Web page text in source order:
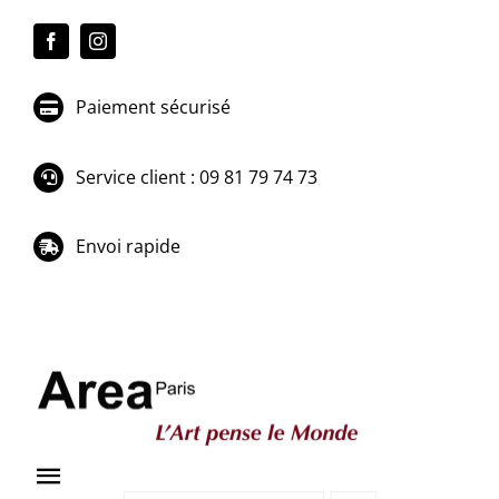
Paiement sécurisé
Service client : 09 81 79 74 73
Envoi rapide